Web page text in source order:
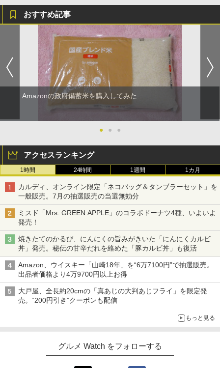
おすすめ記事
Amazonの政府備蓄米を購入してみた
● ● ●
アクセスランキング
1時間 24時間 1週間 1カ月
カルディ、オンライン限定「ネコバッグ＆タンブラーセット」を
一般販売。7月の抽選販売の当選無効分
ミスド「Mrs. GREEN APPLE」のコラボドーナツ4種、いよいよ
発売！
焼きたてのかるび、にんにくの旨みがきいた「にんにくカルビ
丼」発売。秘伝の甘辛だれを絡めた「豚カルビ丼」も復活
Amazon、ウイスキー「山崎18年」を“6万7100円”で抽選販売。
出品者価格より4万9700円以上お得
大戸屋、全長約20cmの「真あじの大判あじフライ」を限定発
売。“200円引き”クーポンも配信
もっと見る
グルメ Watch をフォローする